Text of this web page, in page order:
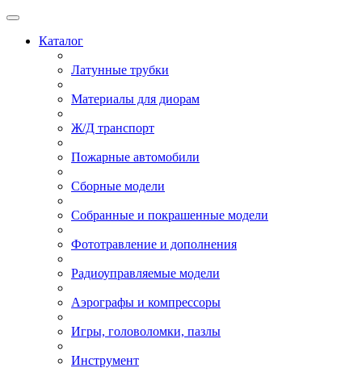
Каталог
Латунные трубки
Материалы для диорам
Ж/Д транспорт
Пожарные автомобили
Сборные модели
Собранные и покрашенные модели
Фототравление и дополнения
Радиоуправляемые модели
Аэрографы и компрессоры
Игры, головоломки, пазлы
Инструмент